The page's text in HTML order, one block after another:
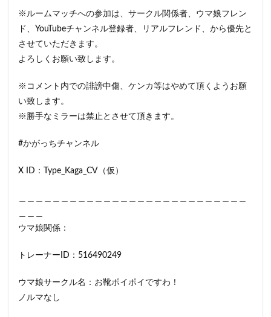
※ルームマッチへの参加は、サークル関係者、ウマ娘フレン
ド、YouTubeチャンネル登録者、リアルフレンド、から優先と
させていただきます。
よろしくお願い致します。
※コメント内での誹謗中傷、ケンカ等はやめて頂くようお願
い致します。
※勝手なミラーは禁止とさせて頂きます。
#かがっちチャンネル
X ID：Type_Kaga_CV（仮）
ウマ娘関係：
トレーナーID：516490249
ウマ娘サークル名：お靴ポイポイですわ！
ノルマなし